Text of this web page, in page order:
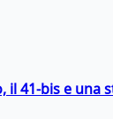
il 41-bis e una